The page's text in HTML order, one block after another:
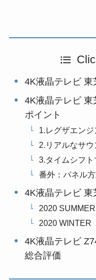
4K液晶テレビ
4K液晶テレビ 東
ポイント
1.レグザエン
2.リアルなサ
3.タイムシフト
番外：パネル
4K液晶テレビ
2020
2020 WINTER
4K液晶テレビ
総合評価